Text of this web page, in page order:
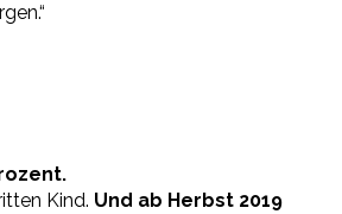
Kind. Und ab Herbst 2019